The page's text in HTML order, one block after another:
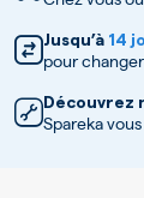
Jusqu’à 14
pour changer
Découvrez
Spareka